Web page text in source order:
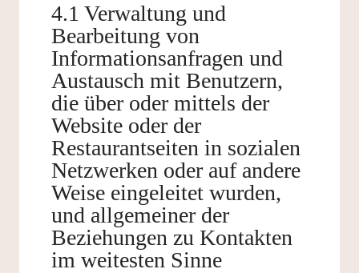
4.1 Verwaltung und
Bearbeitung von
Informationsanfragen und
Austausch mit Benutzern,
die über oder mittels der
Website oder der
Restaurantseiten in sozialen
Netzwerken oder auf andere
Weise eingeleitet wurden,
und allgemeiner der
Beziehungen zu Kontakten
im weitesten Sinne